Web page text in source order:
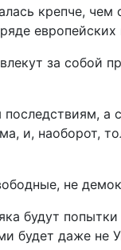
крепче, чем
европейских
за собой
а
и, наоборот,
не
будут
будет даже не